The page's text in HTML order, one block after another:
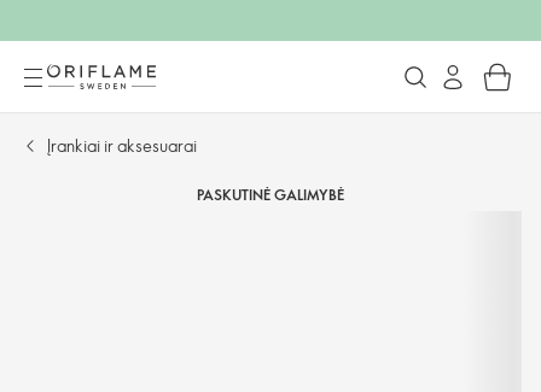
Įrankiai ir aksesuarai
PASKUTINĖ GALIMYBĖ